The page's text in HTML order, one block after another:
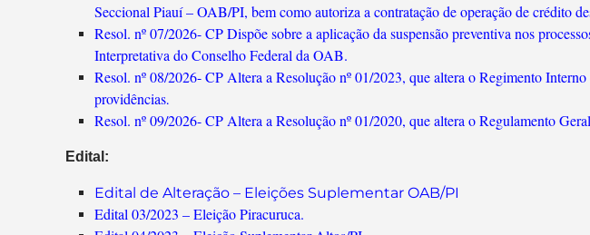
Seccional Piauí – OAB/PI, bem como autoriza a contratação de operação de crédito
Resol. nº 07/2026- CP Dispõe sobre a aplicação da suspensão preventiva nos
Interpretativa do Conselho Federal da OAB.
Resol. nº 08/2026- CP Altera a Resolução nº 01/2023, que altera o Regimento
providências.
Resol. nº 09/2026- CP Altera a Resolução nº 01/2020, que altera o Regulamento
Edital:
Edital de Alteração – Eleições Suplementar OAB/PI
Edital 03/2023 – Eleição Piracuruca.